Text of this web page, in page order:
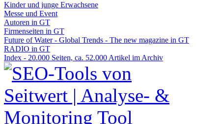
Kinder und junge Erwachsene
Messe und Event
Autoren in GT
Firmenseiten in GT
Future of Water - Global Trends - The new magazine in GT
RADIO in GT
Index - 20.000 Seiten, ca. 52.000 Artikel im Archiv